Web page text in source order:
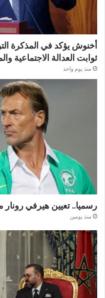
ثوابت العدالة الاجتماعية
منذ يوم واحد
رسميا.. تعيين هيرفي رونار
منذ يومين